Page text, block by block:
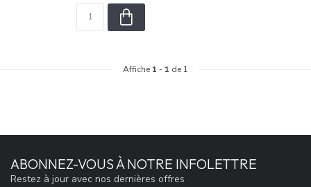
Affiche 1 - 1 de 1
ABONNEZ-VOUS À NOTRE INFOLETTRE
Restez à jour avec nos dernières offres